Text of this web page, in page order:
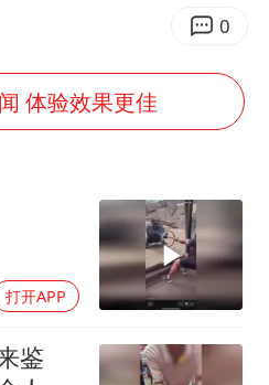
我国民营企业创新动能持续增强
朋亮相百花奖
戏骨”秦焰去世
真理之光，何以能照亮复兴之路？
0
体验效果更佳
打开APP
鉴